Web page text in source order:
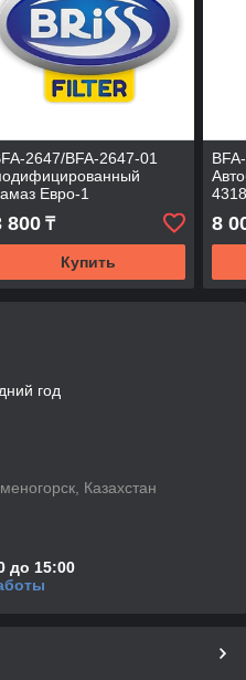
2647/BFA-2647-01
Евро-1
800₸
Купить
8
год
Казахстан
до 15:00